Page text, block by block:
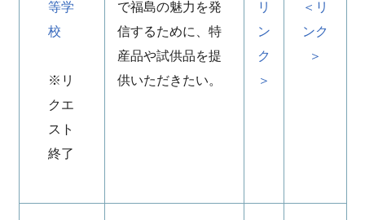
等学
校
※リ
クエ
スト
終了
で福島の魅力を発
信するために、特
産品や試供品を提
供いただきたい。
リ
ン
ク
＞
＜リ
ンク
＞